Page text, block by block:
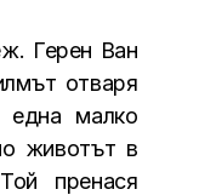
Герен Ван
отваря
една малко
животът в
пренася